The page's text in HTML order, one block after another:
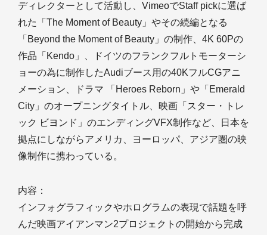
ディレクターとして活動し、VimeoでStaff pickに選ば
れた「The Moment of Beauty」やその続編となる
「Beyond the Moment of Beauty」の制作、4K 60Pの
作品「Kendo」、ドイツのフランクフルトモーターシ
ョーの為に制作したAudiブース用の40KフルCGアニ
メーション、ドラマ 「Heroes Reborn」や「Emerald
City」のオープニングタイトル、映画「スター・トレ
ック ビヨンド」のエンディングVFX制作など、日本を
拠点にしながらアメリカ、ヨーロッパ、アジア圏の映
像制作に携わっている。
内容：
インフォグラフィックやホログラムの表現で話題を呼
んだ映画アイアンマン2プロジェクトの開始から完成